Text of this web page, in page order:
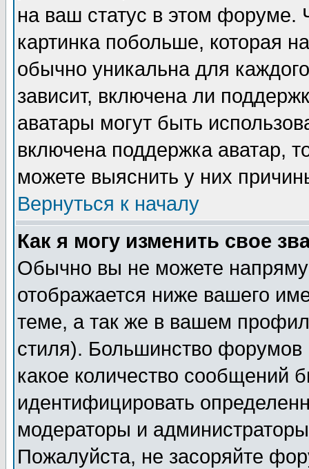
на ваш статус в этом форуме.
картинка побольше, которая
обычно уникальна для
зависит, включена ли
аватары могут быть
включена поддержка аватар,
можете выяснить у них
Вернуться к началу
Как я могу изменить свое
Обычно вы не можете
отображается ниже вашего
теме, а так же в вашем
стиля). Большинство форумов
какое количество сообщений
идентифицировать
модераторы и
Пожалуйста, не засоряйте